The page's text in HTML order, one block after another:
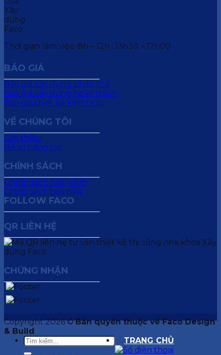
Thời gian làm việc: 8h – 12h ; 13h30 – 17h00
BÁO GIÁ
Báo giá xây dựng phần thô
Báo giá xây dựng hoàn thiện
Báo giá thiết kế kiến trúc
VỀ CHÚNG TÔI
Giới thiệu
Hồ sơ năng lực
CHÍNH SÁCH
Chính sách bảo hành
Chính sách bảo mật
FOLLOW FACO
QR LIÊN HỆ
CHỨNG NHẬN
Copyright 2026 ©Bản quyền thuộc về Faco Design
& Build
TRANG CHỦ